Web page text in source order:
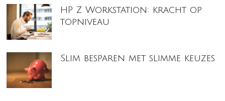
HP Z Workstation: kracht op
topniveau
Slim besparen met slimme keuzes